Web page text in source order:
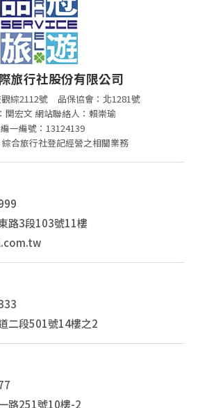
旅行社股份有限公司
綜2112號
品保協會：北1281號
関宏文 網站聯絡人：賴崇瑜
編一編號：13124139
合旅行社登記經營之相關業務
路3段103號11樓
二段501號14樓之2
路251號10樓-2